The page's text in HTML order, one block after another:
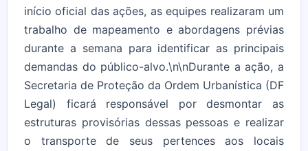
início oficial das ações, as equipes realizaram um
trabalho de mapeamento e abordagens prévias
durante a semana para identificar as principais
demandas do público-alvo.\n\nDurante a ação, a
Secretaria de Proteção da Ordem Urbanística (DF
Legal) ficará responsável por desmontar as
estruturas provisórias dessas pessoas e realizar
o transporte de seus pertences aos locais